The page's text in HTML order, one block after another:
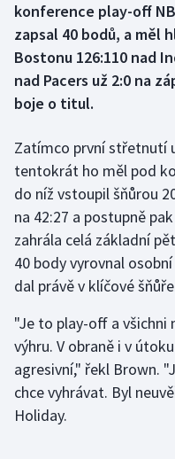
Curling
Florbal
Futsal
Golf
Gymnastika
Házená
Jezdectví
Judo
Krasobruslení
konference play-off
zapsal 40 bodů, a měl
Bostonu 126:110 nad
nad Pacers už 2:0 na
boje o titul.
Zatímco první střetnutí
tentokrát ho měl pod
do níž vstoupil šňůrou
na 42:27 a postupně
zahrála celá základní
40 body vyrovnal
dal právě v klíčové
"Je to play-off a
výhru. V obraně i v
agresivní," řekl Brown.
chce vyhrávat. Byl
Holiday.